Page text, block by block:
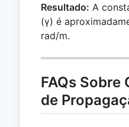
Resultado: A
(γ) é
rad/m.
FAQs Sobre
de